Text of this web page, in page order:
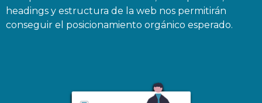
headings y estructura de la web nos permitirán
conseguir el posicionamiento orgánico esperado.